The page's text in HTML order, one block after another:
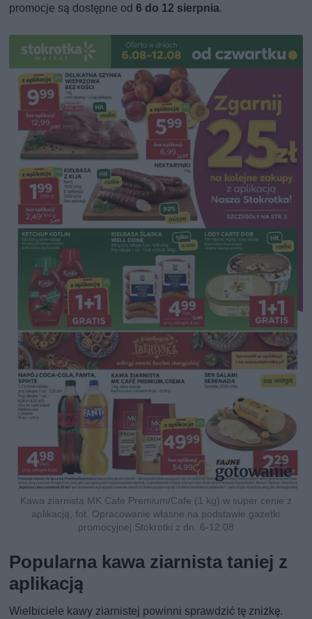
promocje są dostępne od6 do 12 sierpnia.
Kawa ziarnista MK Cafe Premium/Cafe (1 kg) w super cenie z
aplikacją, fot. Opracowanie własne na podstawie gazetki
promocyjnej Stokrotki z dn. 6-12.08
Popularna kawa ziarnista taniej z
aplikacją
Wielbiciele kawy ziarnistej powinni sprawdzić tę zniżkę.